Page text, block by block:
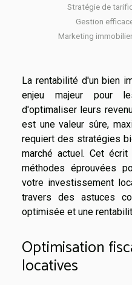
Stratégie de
Gestion
Marketing
La rentabilité d'un bien
enjeu majeur pour
d'optimaliser leurs
est une valeur sûre,
requiert des stratégies
marché actuel. Cet
méthodes éprouvées
votre investissement
travers des astuces
optimisée et une
Optimisation
locatives